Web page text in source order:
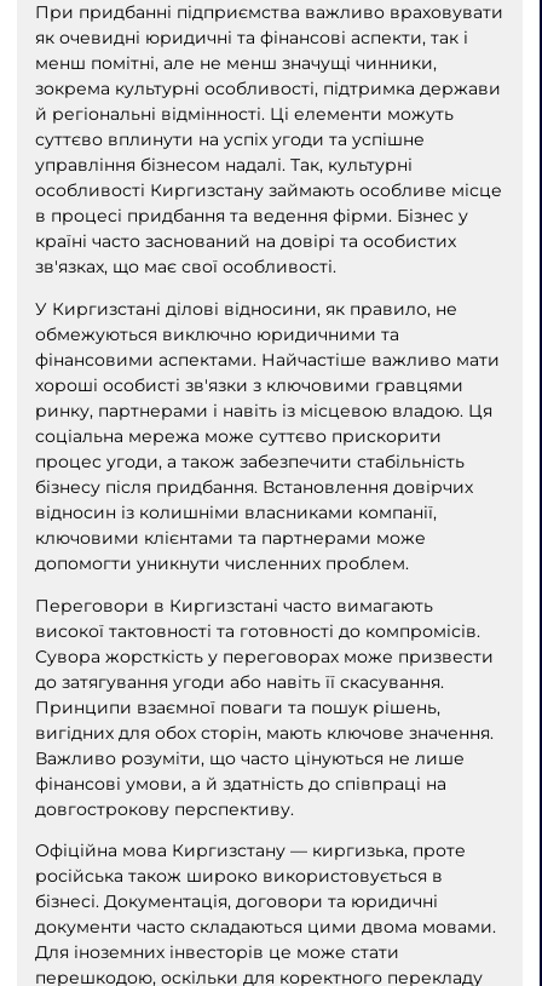
При придбанні підприємства важливо враховувати
як очевидні юридичні та фінансові аспекти, так і
менш помітні, але не менш значущі чинники,
зокрема культурні особливості, підтримка держави
й регіональні відмінності. Ці елементи можуть
суттєво вплинути на успіх угоди та успішне
управління бізнесом надалі. Так, культурні
особливості Киргизстану займають особливе місце
в процесі придбання та ведення фірми. Бізнес у
країні часто заснований на довірі та особистих
зв'язках, що має свої особливості.
У Киргизстані ділові відносини, як правило, не
обмежуються виключно юридичними та
фінансовими аспектами. Найчастіше важливо мати
хороші особисті зв'язки з ключовими гравцями
ринку, партнерами і навіть із місцевою владою. Ця
соціальна мережа може суттєво прискорити
процес угоди, а також забезпечити стабільність
бізнесу після придбання. Встановлення довірчих
відносин із колишніми власниками компанії,
ключовими клієнтами та партнерами може
допомогти уникнути численних проблем.
Переговори в Киргизстані часто вимагають
високої тактовності та готовності до компромісів.
Сувора жорсткість у переговорах може призвести
до затягування угоди або навіть її скасування.
Принципи взаємної поваги та пошук рішень,
вигідних для обох сторін, мають ключове значення.
Важливо розуміти, що часто цінуються не лише
фінансові умови, а й здатність до співпраці на
довгострокову перспективу.
Офіційна мова Киргизстану — киргизька, проте
російська також широко використовується в
бізнесі. Документація, договори та юридичні
документи часто складаються цими двома мовами.
Для іноземних інвесторів це може стати
перешкодою, оскільки для коректного перекладу